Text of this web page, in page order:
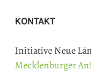
KONTAKT
Initiative Neue
Mecklenburger